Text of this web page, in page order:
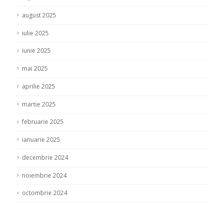
august 2025
iulie 2025
iunie 2025
mai 2025
aprilie 2025
martie 2025
februarie 2025
ianuarie 2025
decembrie 2024
noiembrie 2024
octombrie 2024